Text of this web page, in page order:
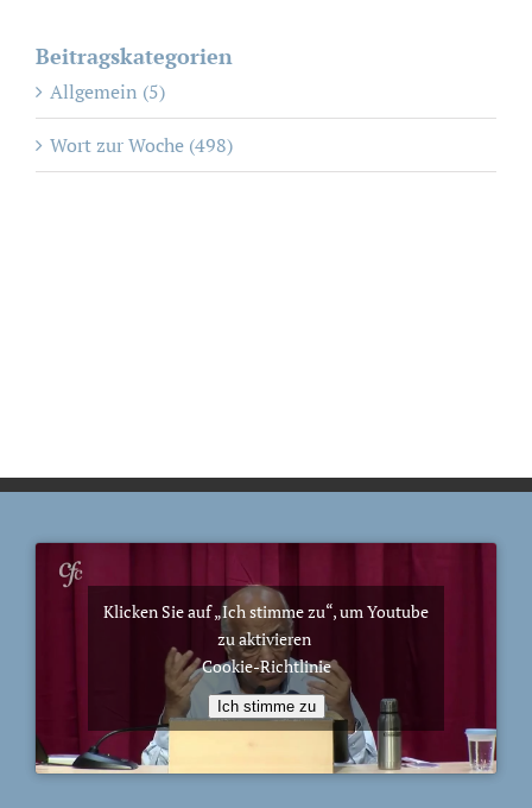
Beitragskategorien
Allgemein (5)
Wort zur Woche (498)
Klicken Sie auf „Ich stimme zu“, um Youtube
zu aktivieren
Cookie-Richtlinie
Ich stimme zu